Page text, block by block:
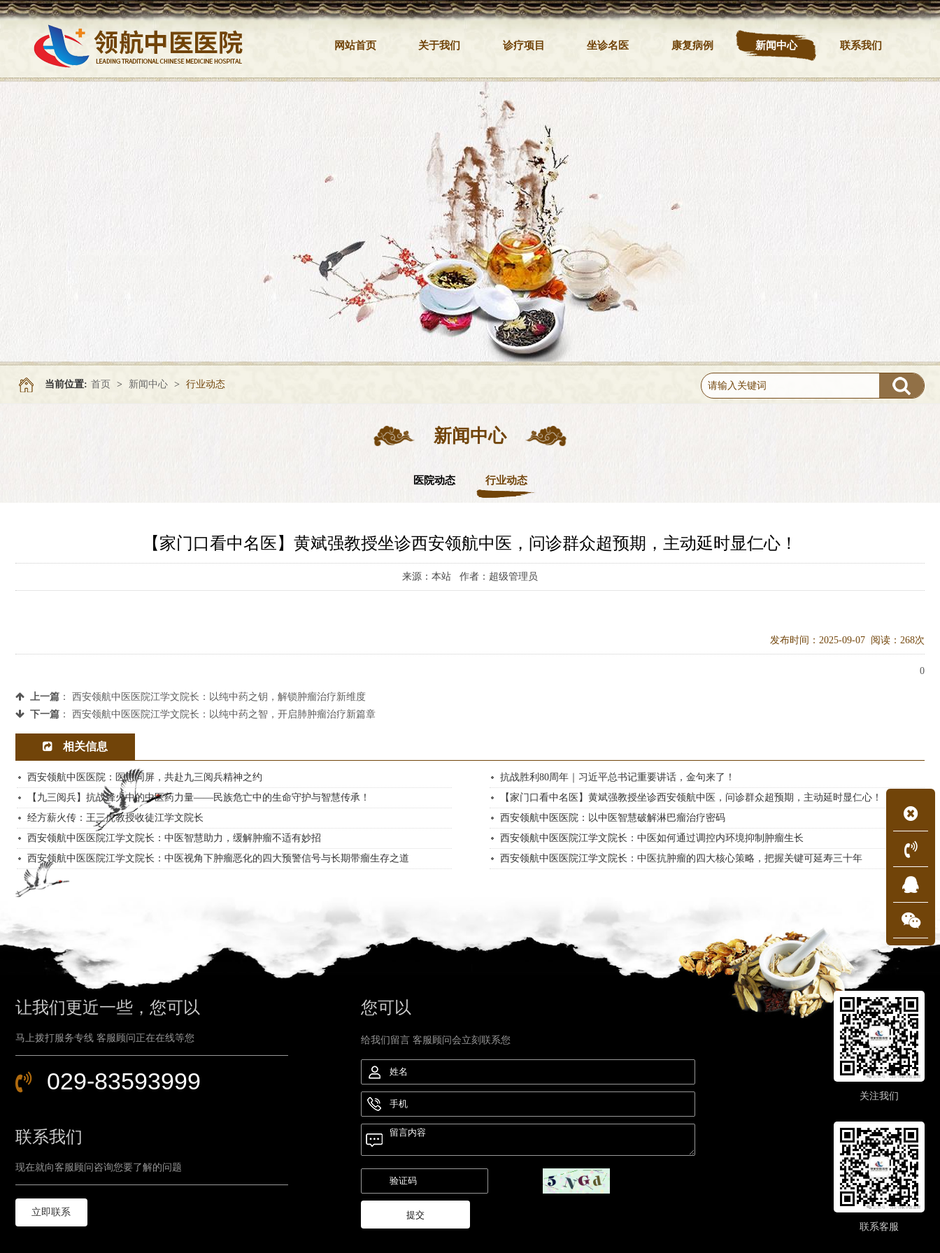
网站首页 关于我们 诊疗项目 坐诊名医 康复病例 新闻中心 联系我们
当前位置: 首页 > 新闻中心 > 行业动态
新闻中心
医院动态 行业动态
【家门口看中名医】黄斌强教授坐诊西安领航中医，问诊群众超预期，主动延时显仁心！
来源：本站 作者：超级管理员
发布时间：2025-09-07 阅读：268次
0
上一篇 ： 西安领航中医医院江学文院长：以纯中药之钥，解锁肿瘤治疗新维度
下一篇 ： 西安领航中医医院江学文院长：以纯中药之智，开启肺肿瘤治疗新篇章
相关信息
西安领航中医医院：医患同屏，共赴九三阅兵精神之约
抗战胜利80周年｜习近平总书记重要讲话，金句来了！
【九三阅兵】抗战烽火中的中医药力量——民族危亡中的生命守护与智慧传承！
【家门口看中名医】黄斌强教授坐诊西安领航中医，问诊群众超预期，主动延时显仁心！
经方薪火传：王三虎教授收徒江学文院长
西安领航中医医院：以中医智慧破解淋巴瘤治疗密码
西安领航中医医院江学文院长：中医智慧助力，缓解肿瘤不适有妙招
西安领航中医医院江学文院长：中医如何通过调控内环境抑制肿瘤生长
西安领航中医医院江学文院长：中医视角下肿瘤恶化的四大预警信号与长期带瘤生存之道
西安领航中医医院江学文院长：中医抗肿瘤的四大核心策略，把握关键可延寿三十年
让我们更近一些，您可以
马上拨打服务专线 客服顾问正在在线等您
029-83593999
联系我们
现在就向客服顾问咨询您要了解的问题
立即联系
您可以
给我们留言 客服顾问会立刻联系您
关注我们
联系客服